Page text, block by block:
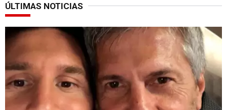
ÚLTIMAS NOTICIAS